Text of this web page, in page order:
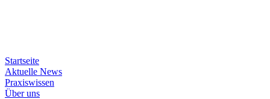
Startseite
Aktuelle News
Praxiswissen
Über uns